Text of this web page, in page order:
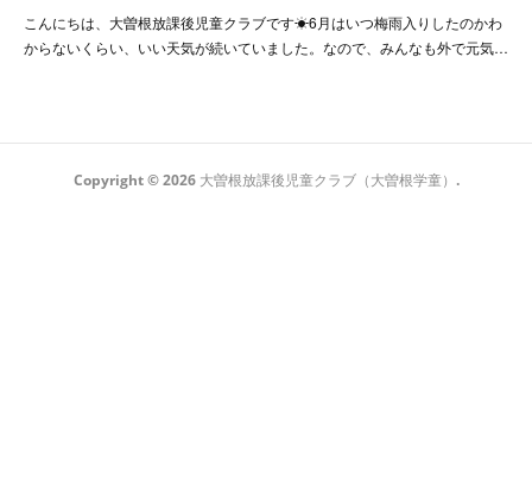
こんにちは、大曽根放課後児童クラブです☀6月はいつ梅雨入りしたのかわ
からないくらい、いい天気が続いていました。なので、みんなも外で元気…
Copyright ©2026 大曽根放課後児童クラブ（大曽根学童） .